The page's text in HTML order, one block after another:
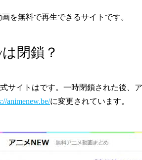
を無料で再生できるサイトです。
閉鎖？
サイトはです。一時閉鎖された後、
animenew.be/に変更されています。